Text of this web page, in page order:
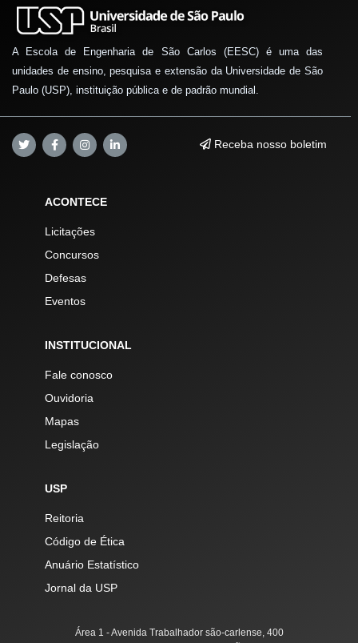
A Escola de Engenharia de São Carlos (EESC) é uma das
unidades de ensino, pesquisa e extensão da Universidade de São
Paulo (USP), instituição pública e de padrão mundial.
Receba nosso boletim
ACONTECE
Licitações
Concursos
Defesas
Eventos
INSTITUCIONAL
Fale conosco
Ouvidoria
Mapas
Legislação
USP
Reitoria
Código de Ética
Anuário Estatístico
Jornal da USP
Área 1 - Avenida Trabalhador são-carlense, 400